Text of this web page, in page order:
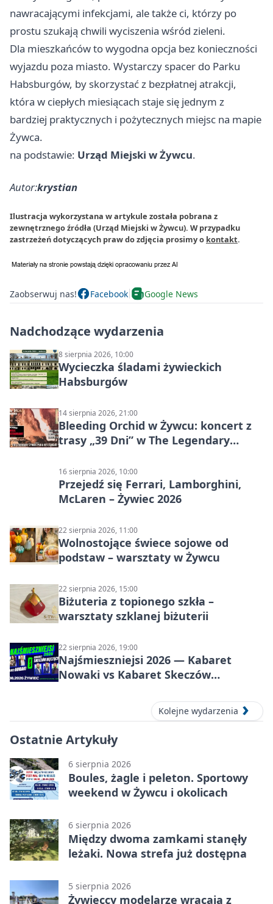
nawracającymi infekcjami, ale także ci, którzy po
prostu szukają chwili wyciszenia wśród zieleni.
Dla mieszkańców to wygodna opcja bez konieczności
wyjazdu poza miasto. Wystarczy spacer do Parku
Habsburgów, by skorzystać z bezpłatnej atrakcji,
która w ciepłych miesiącach staje się jednym z
bardziej praktycznych i pożytecznych miejsc na mapie
Żywca.
na podstawie: Urząd Miejski w Żywcu.
Autor:krystian
Ilustracja wykorzystana w artykule została pobrana z
zewnętrznego źródła (Urząd Miejski w Żywcu). W przypadku
zastrzeżeń dotyczących praw do zdjęcia prosimy o kontakt.
Zaobserwuj nas! Facebook Google News
Nadchodzące wydarzenia
8 sierpnia 2026, 10:00
Wycieczka śladami żywieckich
Habsburgów
14 sierpnia 2026, 21:00
Bleeding Orchid w Żywcu: koncert z
trasy „39 Dni” w The Legendary
16 sierpnia 2026, 10:00
Przejedź się Ferrari, Lamborghini,
McLaren – Żywiec 2026
22 sierpnia 2026, 11:00
Wolnostojące świece sojowe od
podstaw – warsztaty w Żywcu
22 sierpnia 2026, 15:00
Biżuteria z topionego szkła –
warsztaty szklanej biżuterii
22 sierpnia 2026, 19:00
Najśmieszniejsi 2026 — Kabaret
Nowaki vs Kabaret Skeczów
Kolejne wydarzenia
Ostatnie Artykuły
6 sierpnia 2026
Boules, żagle i peleton. Sportowy
weekend w Żywcu i okolicach
6 sierpnia 2026
Między dwoma zamkami stanęły
leżaki. Nowa strefa już dostępna
5 sierpnia 2026
Żywieccy modelarze wracają z